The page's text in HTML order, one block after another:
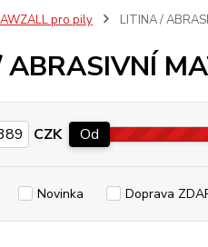
pro pily LITINA /
CZK Od
Novinka Doprava